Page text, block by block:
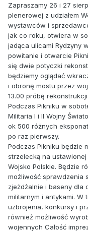
Zapraszamy 26 i 27
plenerowej z udziałem
wystawców i
jak co roku, otwiera w
jadąca ulicami Rydzyny
powitanie i otwarcie
się dwie potyczki
będziemy oglądać
i obronę mostu przez
13.00 próbę
Podczas Pikniku w
Militaria I i II Wojny
ok 500 różnych
po raz pierwszy.
Podczas Pikniku będzie
strzelecką na
Wojsko Polskie. Będzie
możliwość sprawdzenia
zjeżdżalnie i baseny dla
militarnym i antykami. W
uzbrojenia, konkursy i
również możliwość
wojennych Całość